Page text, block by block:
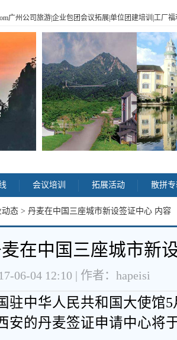
广州公司旅游|企业包团会议拓展|单位团建培训|工厂
会议培训 拓展活动 散拼
动态 > 丹麦在中国三座城市新设签证中心 内容
在中国三座城市新
06-04 12:10 | 作者：hapeisi
中华人民共和国大使馆5
安的丹麦签证申请中心将